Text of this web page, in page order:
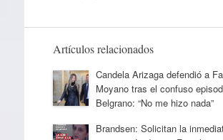
Artículos relacionados
Candela Arizaga defendió a
Moyano tras el confuso
Belgrano: “No me hizo nada”
Brandsen: Solicitan la